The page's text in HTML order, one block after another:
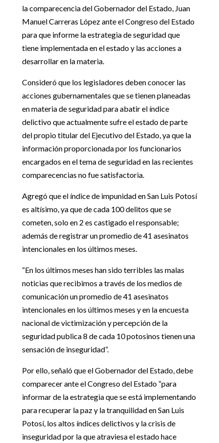
la comparecencia del Gobernador del Estado, Juan
Manuel Carreras López ante el Congreso del Estado
para que informe la estrategia de seguridad que
tiene implementada en el estado y las acciones a
desarrollar en la materia.
Consideró que los legisladores deben conocer las
acciones gubernamentales que se tienen planeadas
en materia de seguridad para abatir el índice
delictivo que actualmente sufre el estado de parte
del propio titular del Ejecutivo del Estado, ya que la
información proporcionada por los funcionarios
encargados en el tema de seguridad en las recientes
comparecencias no fue satisfactoria.
Agregó que el índice de impunidad en San Luis Potosí
es altísimo, ya que de cada 100 delitos que se
cometen, solo en 2 es castigado el responsable;
además de registrar un promedio de 41 asesinatos
intencionales en los últimos meses.
“En los últimos meses han sido terribles las malas
noticias que recibimos a través de los medios de
comunicación un promedio de 41 asesinatos
intencionales en los últimos meses y en la encuesta
nacional de victimización y percepción de la
seguridad publica 8 de cada 10 potosinos tienen una
sensación de inseguridad”.
Por ello, señaló que el Gobernador del Estado, debe
comparecer ante el Congreso del Estado “para
informar de la estrategia que se está implementando
para recuperar la paz y la tranquilidad en San Luis
Potosí, los altos índices delictivos y la crisis de
inseguridad por la que atraviesa el estado hace